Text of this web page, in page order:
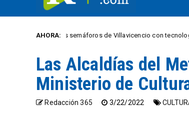
AHORA:
de los semáforos de Villavicencio con tecnología
Las Alcaldías del
Ministerio de
Redacción 365 3/22/2022